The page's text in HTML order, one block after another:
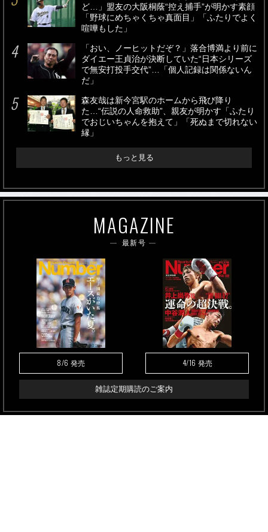
ど…」盟友の大阪桐蔭“控え捕手”が明かす素顔
「野球にめちゃくちゃ真面目」「ふたりでよく
喧嘩もした」
「おい、ノーヒットだぞ？」落合博満より前に
ダイエー王貞治が決断していた“日本シリーズ
で無安打投手交代”…「個人記録は関係ないん
だ」
森友哉は新今宮駅のホームから飛び降り
た…“伝説の人命救助”、親友が明かす「ふたり
でおじいちゃんを抱えて」「死ぬまで切れない
縁」
もっと見る
MAGAZINE
最新号
8/6 発売 4/16 発売
雑誌定期購読のご案内